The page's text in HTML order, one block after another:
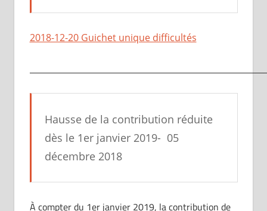
2018-12-20 Guichet unique difficultés
Hausse de la contribution réduite
dès le 1er janvier 2019- 05
décembre 2018
À compter du 1er janvier 2019, la contribution de